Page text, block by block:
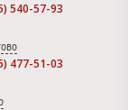
540-57-93
477-51-03